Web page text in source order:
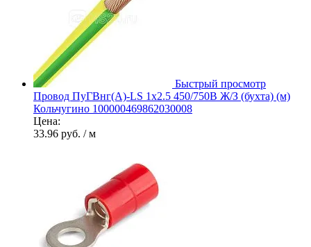
Быстрый просмотр
Провод ПуГВнг(А)-LS 1х2.5 450/750В Ж/З (бухта) (м)
Кольчугино 100000469862030008
Цена:
33.96 руб. / м